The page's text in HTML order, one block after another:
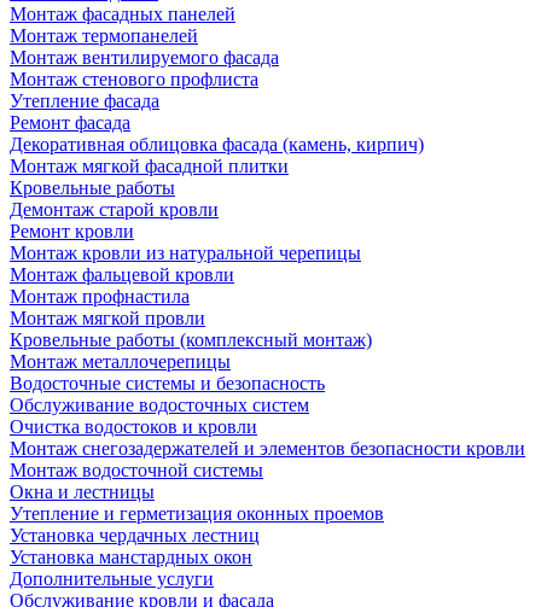
Монтаж фасадных панелей
Монтаж термопанелей
Монтаж вентилируемого фасада
Монтаж стенового профлиста
Утепление фасада
Ремонт фасада
Декоративная облицовка фасада (камень, кирпич)
Монтаж мягкой фасадной плитки
Кровельные работы
Демонтаж старой кровли
Ремонт кровли
Монтаж кровли из натуральной черепицы
Монтаж фальцевой кровли
Монтаж профнастила
Монтаж мягкой провли
Кровельные работы (комплексный монтаж)
Монтаж металлочерепицы
Водосточные системы и безопасность
Обслуживание водосточных систем
Очистка водостоков и кровли
Монтаж снегозадержателей и элементов безопасности кровли
Монтаж водосточной системы
Окна и лестницы
Утепление и герметизация оконных проемов
Установка чердачных лестниц
Установка манстардных окон
Дополнительные услуги
Обслуживание кровли и фасада